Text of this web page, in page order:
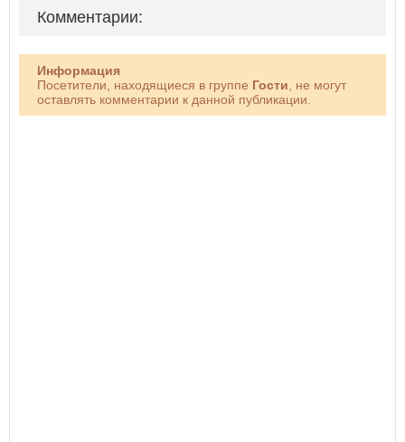
Комментарии:
Информация
Посетители, находящиеся в группе Гости, не могут
оставлять комментарии к данной публикации.